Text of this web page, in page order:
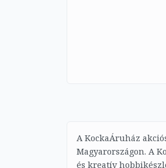
A KockaÁruház
Magyarországon. A
és kreatív